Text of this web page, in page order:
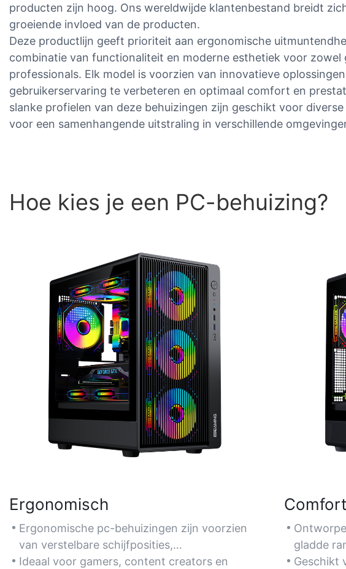
producten zijn hoog. Ons wereldwijde klantenbestand breidt
groeiende invloed van de producten.
Deze productlijn geeft prioriteit aan ergonomische
combinatie van functionaliteit en moderne esthetiek voor zowel
professionals. Elk model is voorzien van innovatieve
gebruikerservaring te verbeteren en optimaal comfort en
slanke profielen van deze behuizingen zijn geschikt voor
voor een samenhangende uitstraling in verschillende
Hoe kies je een PC-behuizing?
Ergonomisch
Ergonomische pc-behuizingen zijn voorzien
van verstelbare schijfposities,
gereedschapsloze installatie en
Ideaal voor gamers, content creators en
Comfort
gladde
Geschikt